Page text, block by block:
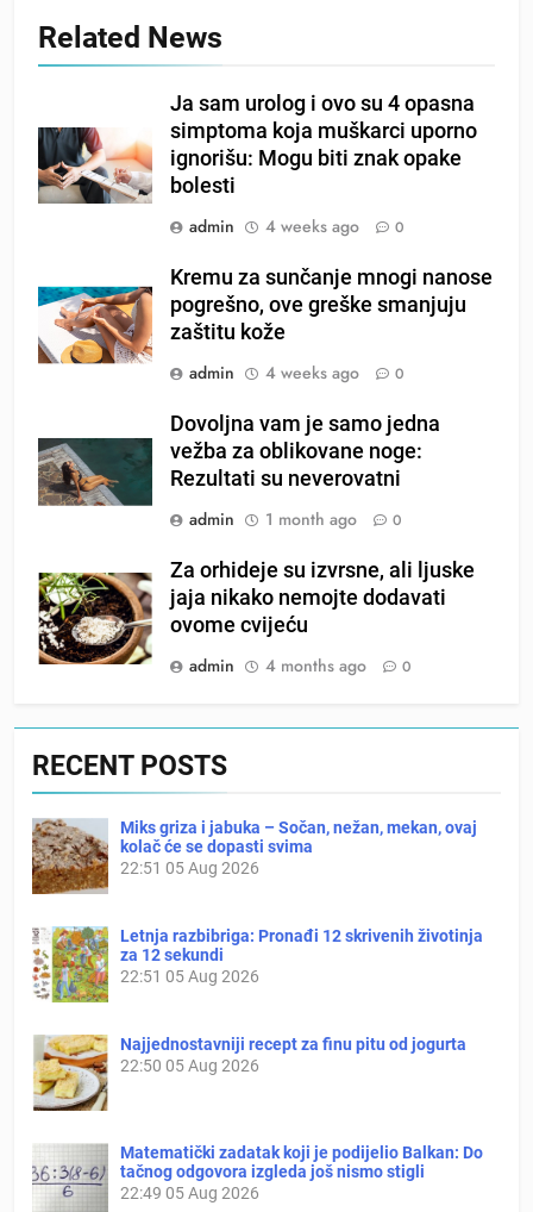
Related News
Ja sam urolog i ovo su 4 opasna
simptoma koja muškarci uporno
ignorišu: Mogu biti znak opake
bolesti
admin
4 weeks ago 0
Kremu za sunčanje mnogi nanose
pogrešno, ove greške smanjuju
zaštitu kože
admin
4 weeks ago 0
Dovoljna vam je samo jedna
vežba za oblikovane noge:
Rezultati su neverovatni
admin
1 month ago 0
Za orhideje su izvrsne, ali ljuske
jaja nikako nemojte dodavati
ovome cvijeću
admin
4 months ago 0
RECENT POSTS
Miks griza i jabuka – Sočan, nežan, mekan, ovaj
kolač će se dopasti svima
22:51 05 Aug 2026
Letnja razbibriga: Pronađi 12 skrivenih životinja
za 12 sekundi
22:51 05 Aug 2026
Najjednostavniji recept za finu pitu od jogurta
22:50 05 Aug 2026
Matematički zadatak koji je podijelio Balkan: Do
tačnog odgovora izgleda još nismo stigli
22:49 05 Aug 2026